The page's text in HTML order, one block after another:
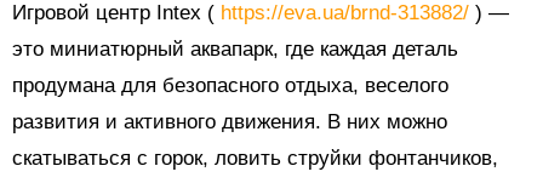
Игровой центр Intex ( https://eva.ua/brnd-313882/ ) —
это миниатюрный аквапарк, где каждая деталь
продумана для безопасного отдыха, веселого
развития и активного движения. В них можно
скатываться с горок, ловить струйки фонтанчиков,